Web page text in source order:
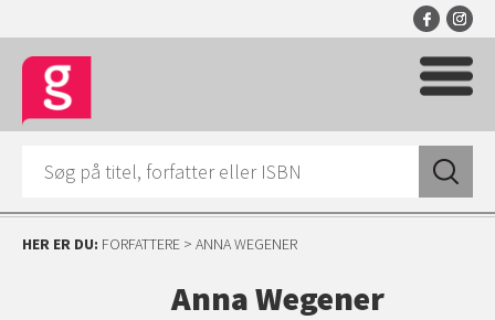
HER ER DU: FORFATTERE > ANNA WEGENER
Anna Wegener